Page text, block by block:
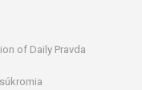
of Daily Pravda